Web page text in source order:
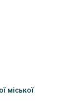
міської